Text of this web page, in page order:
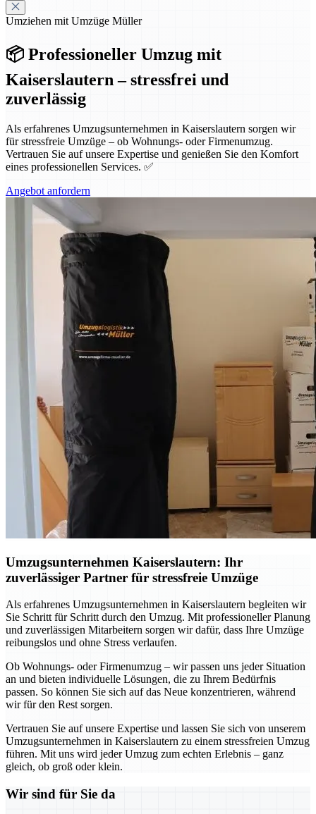
Umziehen mit Umzüge Müller
📦 Professioneller Umzug mit
Kaiserslautern – stressfrei und
zuverlässig
Als erfahrenes Umzugsunternehmen in Kaiserslautern sorgen wir
für stressfreie Umzüge – ob Wohnungs- oder Firmenumzug.
Vertrauen Sie auf unsere Expertise und genießen Sie den Komfort
eines professionellen Services. ✅
Angebot anfordern
Umzugsunternehmen Kaiserslautern: Ihr
zuverlässiger Partner für stressfreie Umzüge
Als erfahrenes Umzugsunternehmen in Kaiserslautern begleiten wir
Sie Schritt für Schritt durch den Umzug. Mit professioneller Planung
und zuverlässigen Mitarbeitern sorgen wir dafür, dass Ihre Umzüge
reibungslos und ohne Stress verlaufen.
Ob Wohnungs- oder Firmenumzug – wir passen uns jeder Situation
an und bieten individuelle Lösungen, die zu Ihrem Bedürfnis
passen. So können Sie sich auf das Neue konzentrieren, während
wir für den Rest sorgen.
Vertrauen Sie auf unsere Expertise und lassen Sie sich von unserem
Umzugsunternehmen in Kaiserslautern zu einem stressfreien Umzug
führen. Mit uns wird jeder Umzug zum echten Erlebnis – ganz
gleich, ob groß oder klein.
Wir sind für Sie da